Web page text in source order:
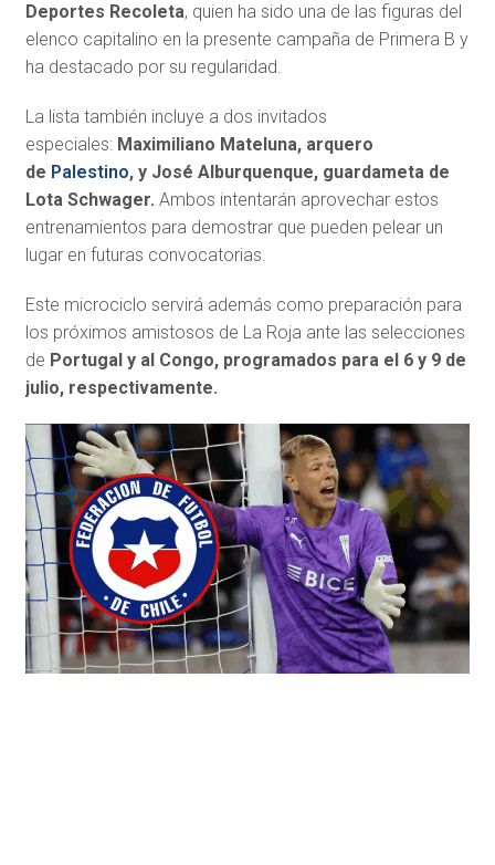
Deportes Recoleta, quien ha sido una de las figuras del
elenco capitalino en la presente campaña de Primera B y
ha destacado por su regularidad.
La lista también incluye a dos invitados
especiales: Maximiliano Mateluna, arquero
de Palestino, y José Alburquenque, guardameta de
Lota Schwager. Ambos intentarán aprovechar estos
entrenamientos para demostrar que pueden pelear un
lugar en futuras convocatorias.
Este microciclo servirá además como preparación para
los próximos amistosos de La Roja ante las selecciones
de Portugal y al Congo, programados para el 6 y 9 de
julio, respectivamente.